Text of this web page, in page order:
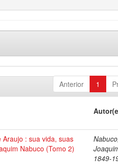
Anterior 1
: sua vida, suas
Nabuco (Tomo 2)
Nabuco,
1849-